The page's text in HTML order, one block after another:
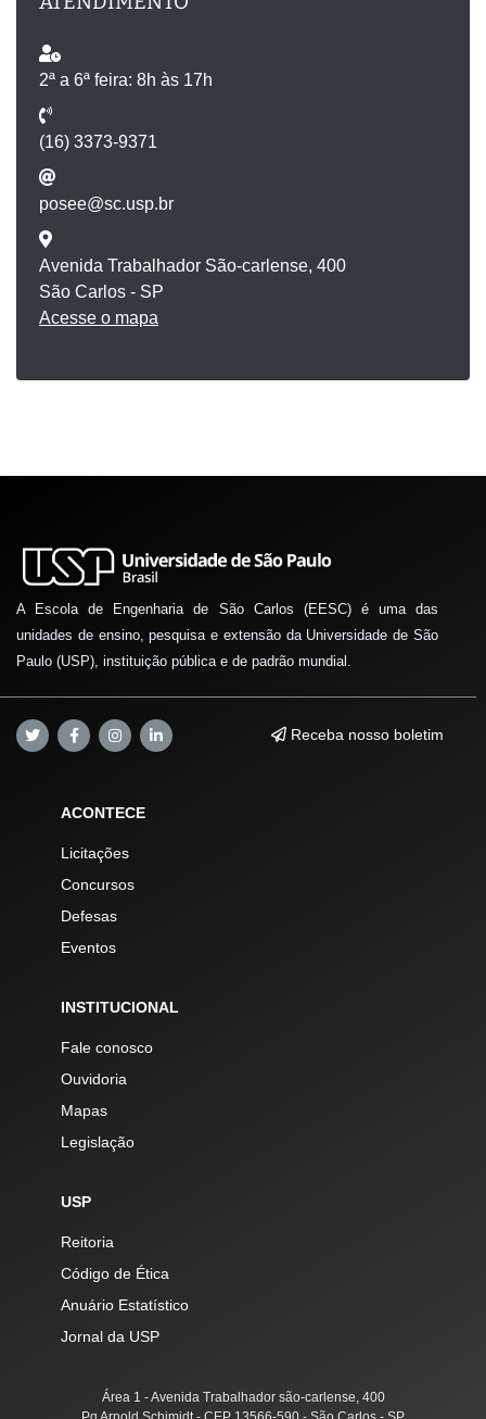
2ª a 6ª feira: 8h às 17h
(16) 3373-9371
posee@sc.usp.br
Avenida Trabalhador São-carlense, 400
São Carlos - SP
Acesse o mapa
A Escola de Engenharia de São Carlos (EESC) é uma das
unidades de ensino, pesquisa e extensão da Universidade de São
Paulo (USP), instituição pública e de padrão mundial.
Receba nosso boletim
ACONTECE
Licitações
Concursos
Defesas
Eventos
INSTITUCIONAL
Fale conosco
Ouvidoria
Mapas
Legislação
USP
Reitoria
Código de Ética
Anuário Estatístico
Jornal da USP
Área 1 - Avenida Trabalhador são-carlense, 400